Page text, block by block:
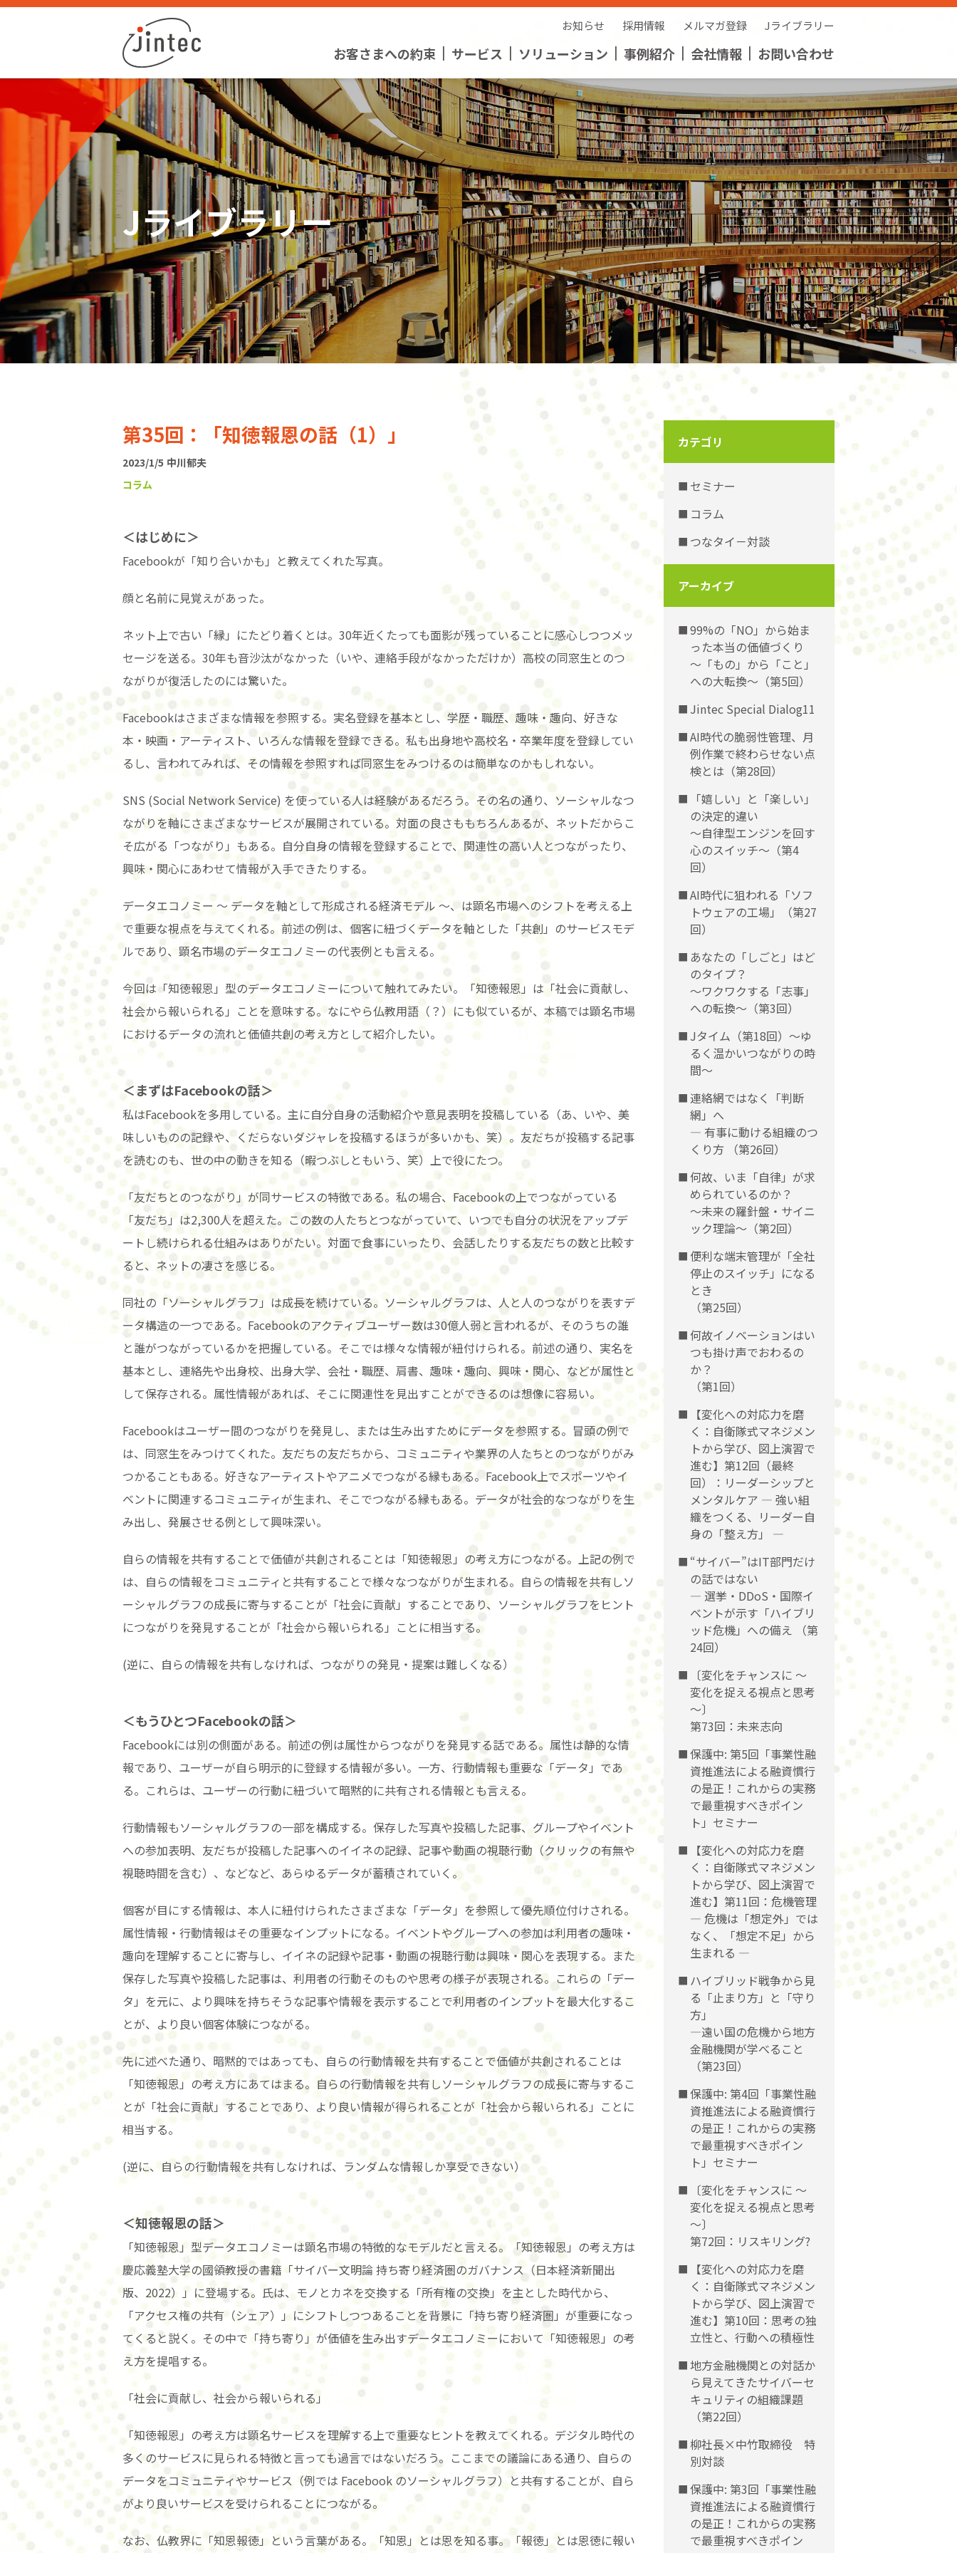
お知らせ 採用情報 メルマガ登録 Jライブラリー
お客さまへの約束 サービス
2
ソリューション 事例紹介 会社情報 お問い合わせ
Jライブラリー
第35回：「知徳報恩の話（1）」
2023/1/5 中川郁夫
コラム
＜はじめに＞
Facebookが「知り合いかも」と教えてくれた写真。
顔と名前に見覚えがあった。
ネット上で古い「縁」にたどり着くとは。30年近くたっても面影が残っていることに感心しつつメッ
セージを送る。30年も音沙汰がなかった（いや、連絡手段がなかっただけか）高校の同窓生とのつ
ながりが復活したのには驚いた。
Facebookはさまざまな情報を参照する。実名登録を基本とし、学歴・職歴、趣味・趣向、好きな
本・映画・アーティスト、いろんな情報を登録できる。私も出身地や高校名・卒業年度を登録してい
るし、言われてみれば、その情報を参照すれば同窓生をみつけるのは簡単なのかもしれない。
SNS (Social Network Service) を使っている人は経験があるだろう。その名の通り、ソーシャルなつ
ながりを軸にさまざまなサービスが展開されている。対面の良さももちろんあるが、ネットだからこ
そ広がる「つながり」もある。自分自身の情報を登録することで、関連性の高い人とつながったり、
興味・関心にあわせて情報が入手できたりする。
データエコノミー 〜 データを軸として形成される経済モデル 〜、は顕名市場へのシフトを考える上
で重要な視点を与えてくれる。前述の例は、個客に紐づくデータを軸とした「共創」のサービスモデ
ルであり、顕名市場のデータエコノミーの代表例とも言える。
今回は「知徳報恩」型のデータエコノミーについて触れてみたい。「知徳報恩」は「社会に貢献し、
社会から報いられる」ことを意味する。なにやら仏教用語（？）にも似ているが、本稿では顕名市場
におけるデータの流れと価値共創の考え方として紹介したい。
＜まずはFacebookの話＞
私はFacebookを多用している。主に自分自身の活動紹介や意見表明を投稿している（あ、いや、美
味しいものの記録や、くだらないダジャレを投稿するほうが多いかも、笑）。友だちが投稿する記事
を読むのも、世の中の動きを知る（暇つぶしともいう、笑）上で役にたつ。
「友だちとのつながり」が同サービスの特徴である。私の場合、Facebookの上でつながっている
「友だち」は2,300人を超えた。この数の人たちとつながっていて、いつでも自分の状況をアップデ
ートし続けられる仕組みはありがたい。対面で食事にいったり、会話したりする友だちの数と比較す
ると、ネットの凄さを感じる。
同社の「ソーシャルグラフ」は成長を続けている。ソーシャルグラフは、人と人のつながりを表すデ
ータ構造の一つである。Facebookのアクティブユーザー数は30億人弱と言われるが、そのうちの誰
と誰がつながっているかを把握している。そこでは様々な情報が紐付けられる。前述の通り、実名を
基本とし、連絡先や出身校、出身大学、会社・職歴、肩書、趣味・趣向、興味・関心、などが属性と
して保存される。属性情報があれば、そこに関連性を見出すことができるのは想像に容易い。
Facebookはユーザー間のつながりを発見し、または生み出すためにデータを参照する。冒頭の例で
は、同窓生をみつけてくれた。友だちの友だちから、コミュニティや業界の人たちとのつながりがみ
つかることもある。好きなアーティストやアニメでつながる縁もある。Facebook上でスポーツやイ
ベントに関連するコミュニティが生まれ、そこでつながる縁もある。データが社会的なつながりを生
み出し、発展させる例として興味深い。
自らの情報を共有することで価値が共創されることは「知徳報恩」の考え方につながる。上記の例で
は、自らの情報をコミュニティと共有することで様々なつながりが生まれる。自らの情報を共有しソ
ーシャルグラフの成長に寄与することが「社会に貢献」することであり、ソーシャルグラフをヒント
につながりを発見することが「社会から報いられる」ことに相当する。
(逆に、自らの情報を共有しなければ、つながりの発見・提案は難しくなる）
＜もうひとつFacebookの話＞
Facebookには別の側面がある。前述の例は属性からつながりを発見する話である。属性は静的な情
報であり、ユーザーが自ら明示的に登録する情報が多い。一方、行動情報も重要な「データ」であ
る。これらは、ユーザーの行動に紐づいて暗黙的に共有される情報とも言える。
行動情報もソーシャルグラフの一部を構成する。保存した写真や投稿した記事、グループやイベント
への参加表明、友だちが投稿した記事へのイイネの記録、記事や動画の視聴行動（クリックの有無や
視聴時間を含む）、などなど、あらゆるデータが蓄積されていく。
個客が目にする情報は、本人に紐付けられたさまざまな「データ」を参照して優先順位付けされる。
属性情報・行動情報はその重要なインプットになる。イベントやグループへの参加は利用者の趣味・
趣向を理解することに寄与し、イイネの記録や記事・動画の視聴行動は興味・関心を表現する。また
保存した写真や投稿した記事は、利用者の行動そのものや思考の様子が表現される。これらの「デー
タ」を元に、より興味を持ちそうな記事や情報を表示することで利用者のインプットを最大化するこ
とが、より良い個客体験につながる。
先に述べた通り、暗黙的ではあっても、自らの行動情報を共有することで価値が共創されることは
「知徳報恩」の考え方にあてはまる。自らの行動情報を共有しソーシャルグラフの成長に寄与するこ
とが「社会に貢献」することであり、より良い情報が得られることが「社会から報いられる」ことに
相当する。
(逆に、自らの行動情報を共有しなければ、ランダムな情報しか享受できない）
＜知徳報恩の話＞
「知徳報恩」型データエコノミーは顕名市場の特徴的なモデルだと言える。「知徳報恩」の考え方は
慶応義塾大学の國領教授の書籍「サイバー文明論 持ち寄り経済圏のガバナンス（日本経済新聞出
版、2022）」に登場する。氏は、モノとカネを交換する「所有権の交換」を主とした時代から、
「アクセス権の共有（シェア）」にシフトしつつあることを背景に「持ち寄り経済圏」が重要になっ
てくると説く。その中で「持ち寄り」が価値を生み出すデータエコノミーにおいて「知徳報恩」の考
え方を提唱する。
「社会に貢献し、社会から報いられる」
「知徳報恩」の考え方は顕名サービスを理解する上で重要なヒントを教えてくれる。デジタル時代の
多くのサービスに見られる特徴と言っても過言ではないだろう。ここまでの議論にある通り、自らの
データをコミュニティやサービス（例では Facebook のソーシャルグラフ）と共有することが、自ら
がより良いサービスを受けられることにつながる。
なお、仏教界に「知恩報徳」という言葉がある。「知恩」とは恩を知る事。「報徳」とは恩徳に報い
カテゴリ
セミナー
コラム
つなタイ－対談
アーカイブ
99%の「NO」から始ま
った本当の価値づくり
〜「もの」から「こと」
への大転換〜（第5回）
Jintec Special Dialog11
AI時代の脆弱性管理、月
例作業で終わらせない点
検とは（第28回）
「嬉しい」と「楽しい」
の決定的違い
〜自律型エンジンを回す
心のスイッチ〜（第4
回）
AI時代に狙われる「ソフ
トウェアの工場」（第27
回）
あなたの「しごと」はど
のタイプ？
〜ワクワクする「志事」
への転換〜（第3回）
Jタイム（第18回）～ゆ
るく温かいつながりの時
間～
連絡網ではなく「判断
網」へ
― 有事に動ける組織のつ
くり方 （第26回）
何故、いま「自律」が求
められているのか？
～未来の羅針盤・サイニ
ック理論～（第2回）
便利な端末管理が「全社
停止のスイッチ」になる
とき
（第25回）
何故イノベーションはい
つも掛け声でおわるの
か？
（第1回）
【変化への対応力を磨
く：自衛隊式マネジメン
トから学び、図上演習で
進む】第12回（最終
回）：リーダーシップと
メンタルケア ― 強い組
織をつくる、リーダー自
身の「整え方」 ―
“サイバー”はIT部門だけ
の話ではない
― 選挙・DDoS・国際イ
ベントが示す「ハイブリ
ッド危機」への備え （第
24回）
〔変化をチャンスに 〜
変化を捉える視点と思考
〜〕
第73回：未来志向
保護中: 第5回「事業性融
資推進法による融資慣行
の是正！これからの実務
で最重視すべきポイン
ト」セミナー
【変化への対応力を磨
く：自衛隊式マネジメン
トから学び、図上演習で
進む】第11回：危機管理
― 危機は「想定外」では
なく、「想定不足」から
生まれる ―
ハイブリッド戦争から見
る「止まり方」と「守り
方」
―遠い国の危機から地方
金融機関が学べること
（第23回）
保護中: 第4回「事業性融
資推進法による融資慣行
の是正！これからの実務
で最重視すべきポイン
ト」セミナー
〔変化をチャンスに 〜
変化を捉える視点と思考
〜〕
第72回：リスキリング?
【変化への対応力を磨
く：自衛隊式マネジメン
トから学び、図上演習で
進む】第10回：思考の独
立性と、行動への積極性
地方金融機関との対話か
ら見えてきたサイバーセ
キュリティの組織課題
（第22回）
柳社長×中竹取締役 特
別対談
保護中: 第3回「事業性融
資推進法による融資慣行
の是正！これからの実務
で最重視すべきポイン